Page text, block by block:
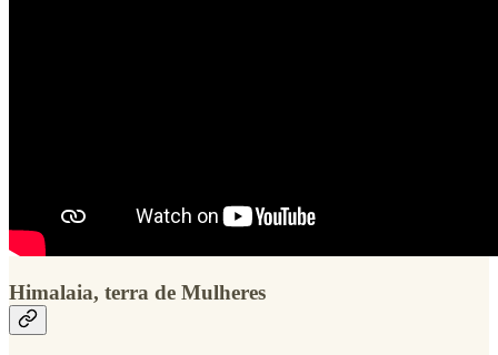
Himalaia, terra de Mulheres